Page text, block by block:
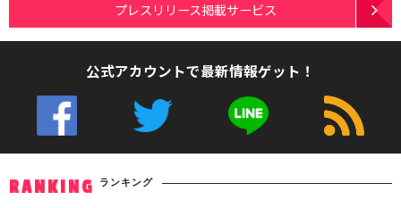
プレスリリース掲載サービス
公式アカウントで最新情報ゲット！
RANKING ランキング